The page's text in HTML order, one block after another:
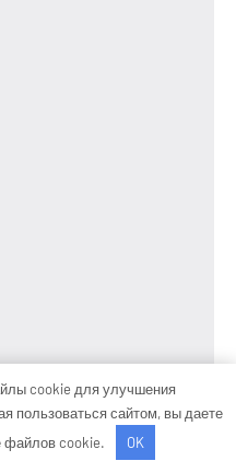
cookie для улучшения
пользоваться сайтом, вы даете
файлов cookie.
OK